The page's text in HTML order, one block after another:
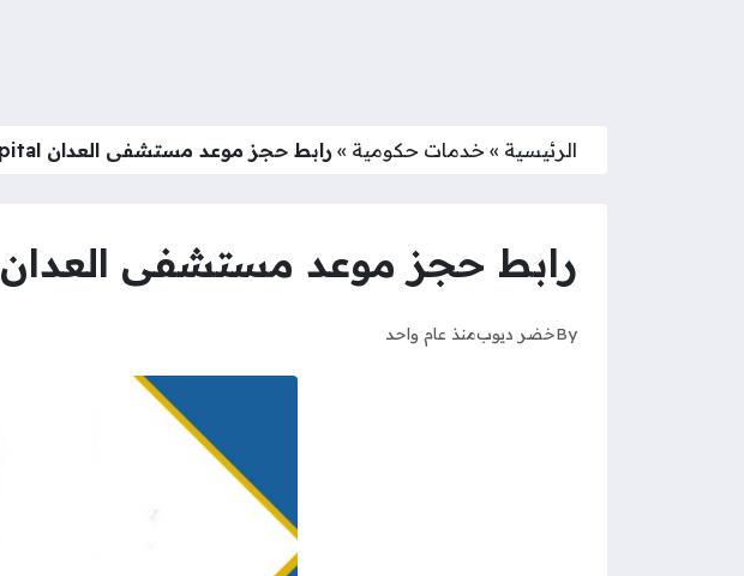
الرئيسية » خدمات حكومية »رابط حجز موعد مستشفى العدان Adan Hospital
رابط حجز موعد مستشفى العدان Adan Hospital
Byخضر ديوبمنذ عام واحد